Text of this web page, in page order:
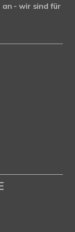
an - wir sind für